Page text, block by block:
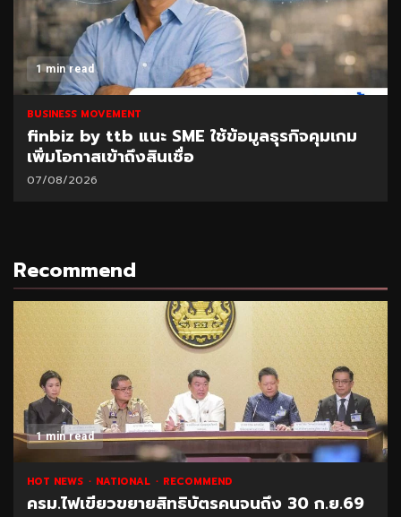
1 min read
BUSINESS MOVEMENT
finbiz by ttb แนะ SME ใช้ข้อมูลธุรกิจคุมเกม
เพิ่มโอกาสเข้าถึงสินเชื่อ
07/08/2026
Recommend
1 min read
HOT NEWS NATIONAL RECOMMEND
ครม.ไฟเขียวขยายสิทธิบัตรคนจนถึง 30 ก.ย.69